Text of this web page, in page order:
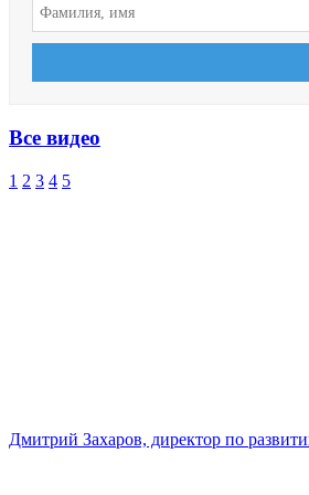
Все видео
1 2 3 4 5
Дмитрий Захаров, директор по